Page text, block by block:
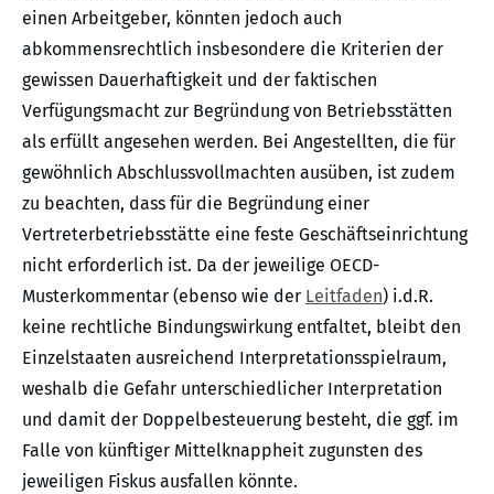
einen Arbeitgeber, könnten jedoch auch
abkommensrechtlich insbesondere die Kriterien der
gewissen Dauerhaftigkeit und der faktischen
Verfügungsmacht zur Begründung von Betriebsstätten
als erfüllt angesehen werden. Bei Angestellten, die für
gewöhnlich Abschlussvollmachten ausüben, ist zudem
zu beachten, dass für die Begründung einer
Vertreterbetriebsstätte eine feste Geschäftseinrichtung
nicht erforderlich ist. Da der jeweilige OECD-
Musterkommentar (ebenso wie der Leitfaden) i.d.R.
keine rechtliche Bindungswirkung entfaltet, bleibt den
Einzelstaaten ausreichend Interpretationsspielraum,
weshalb die Gefahr unterschiedlicher Interpretation
und damit der Doppelbesteuerung besteht, die ggf. im
Falle von künftiger Mittelknappheit zugunsten des
jeweiligen Fiskus ausfallen könnte.